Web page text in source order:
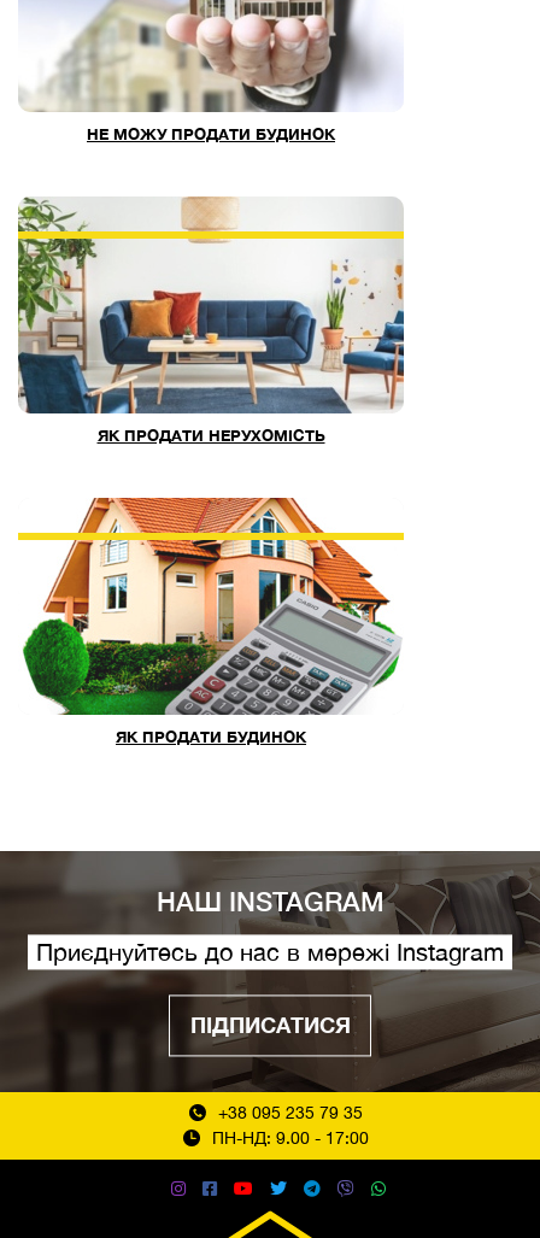
НЕ МОЖУ ПРОДАТИ БУДИНОК
ЯК ПРОДАТИ НЕРУХОМІСТЬ
ЯК ПРОДАТИ БУДИНОК
НАШ INSTAGRAM
Приєднуйтесь до нас в мережі Instagram
ПІДПИСАТИСЯ
+38 095 235 79 35
ПН-НД: 9.00 - 17:00